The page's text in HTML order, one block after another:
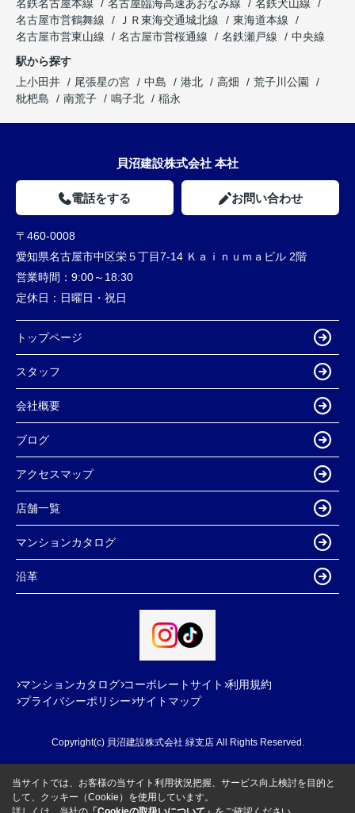
名鉄名古屋本線
名古屋臨海高速あおなみ線
名鉄犬山線
名古屋市営鶴舞線
ＪＲ東海交通城北線
東海道本線
名古屋市営東山線
名古屋市営桜通線 名鉄瀬戸線
中央線
駅から探す
上小田井
尾張星の宮 中島 港北 高畑
荒子川公園
枇杷島
南荒子 鳴子北 稲永
貝沼建設株式会社 本社
電話をする お問い合わせ
〒460-0008
愛知県名古屋市中区栄５丁目7-14 Ｋａｉｎｕｍａビル 2階
営業時間： 9:00～18:30
定休日： 日曜日・祝日
トップページ
スタッフ
会社概要
ブログ
アクセスマップ
店舗一覧
マンションカタログ
沿革
マンションカタログ コーポレートサイト 利用規約
プライバシーポリシー サイトマップ
Copyright(c) 貝沼建設株式会社 緑支店 All Rights Reserved.
当サイトでは、お客様の当サイト利用状況把握、サービス向上検討を目的と
して、クッキー（Cookie）を使用しています。